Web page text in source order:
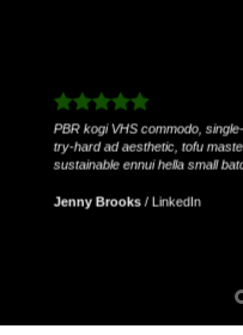
PBR kogi VHS commodo,
try-hard ad aesthetic, tofu
sustainable ennui hella small
Jenny Brooks / LinkedIn